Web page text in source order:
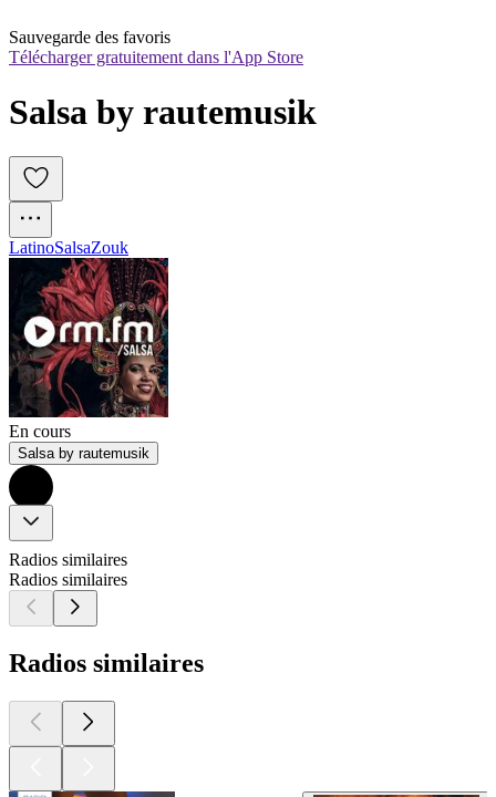
Sauvegarde des favoris
Télécharger gratuitement dans l'App Store
Salsa by rautemusik
LatinoSalsaZouk
En cours
Salsa by rautemusik
Radios similaires
Radios similaires
Radios similaires